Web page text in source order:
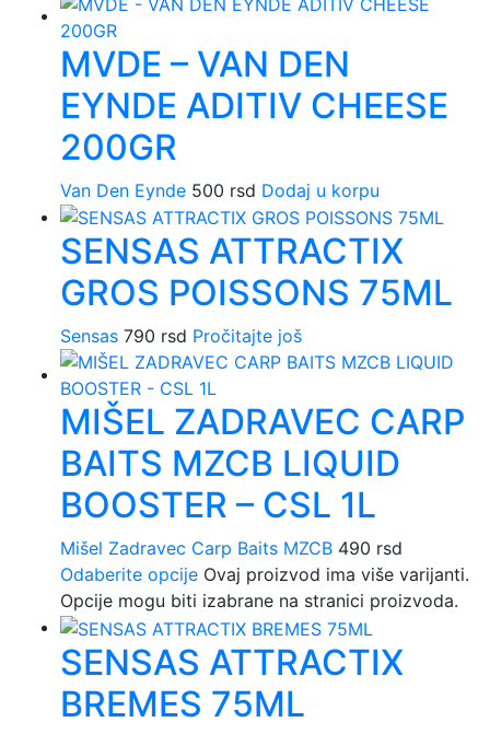
MVDE – VAN DEN
EYNDE ADITIV CHEESE
200GR
Van Den Eynde 500 rsd Dodaj u korpu
SENSAS ATTRACTIX
GROS POISSONS 75ML
Sensas 790 rsd Pročitajte još
MIŠEL ZADRAVEC CARP
BAITS MZCB LIQUID
BOOSTER – CSL 1L
Mišel Zadravec Carp Baits MZCB 490 rsd
Odaberite opcije Ovaj proizvod ima više varijanti.
Opcije mogu biti izabrane na stranici proizvoda.
SENSAS ATTRACTIX
BREMES 75ML